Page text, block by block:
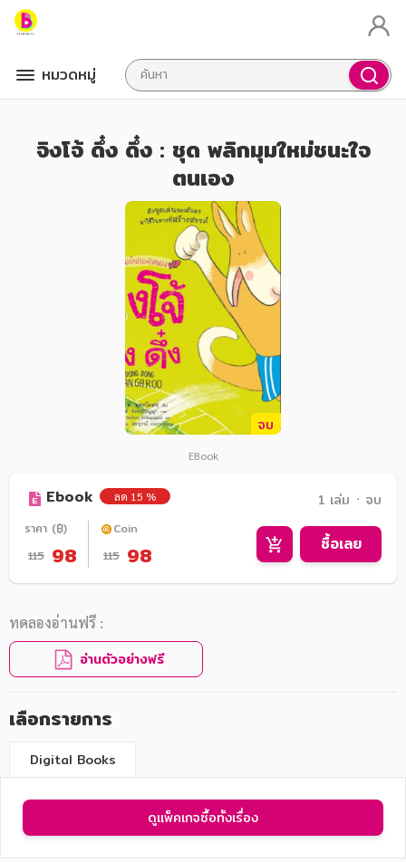
หมวดหมู่
จิงโจ้ ดึ๋ง ดึ๋ง : ชุด พลิกมุมใหม่ชนะใจ
ตนเอง
จบ
EBook
Ebook ลด 15 % 1 เล่ม ᛫ จบ
ราคา (฿)
115 98
Coin
115 98 ซื้อเลย
ทดลองอ่านฟรี :
อ่านตัวอย่างฟรี
เลือกรายการ
Digital Books
ดูแพ็คเกจซื้อทั้งเรื่อง